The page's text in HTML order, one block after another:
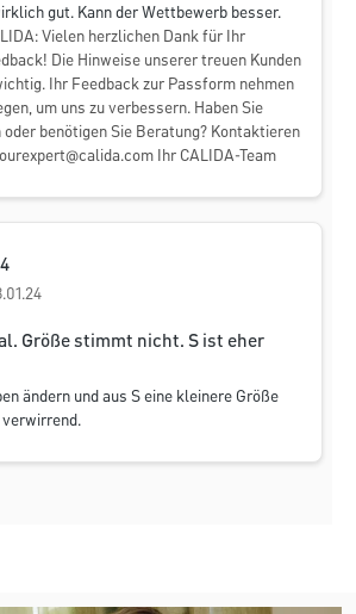
gut. Kann der Wettbewerb besser.
Vielen herzlichen Dank für Ihr
Die Hinweise unserer treuen Kunden
Ihr Feedback zur Passform nehmen
um uns zu verbessern. Haben Sie
benötigen Sie Beratung? Kontaktieren
Ihr CALIDA-Team
Bewertung von 4 von 5 Sternen
4
Größe stimmt nicht. S ist eher
ändern und aus S eine kleinere Größe